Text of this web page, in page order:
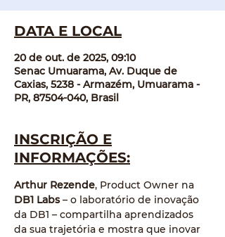
DATA E LOCAL
20 de out. de 2025, 09:10
Senac Umuarama, Av. Duque de
Caxias, 5238 - Armazém, Umuarama -
PR, 87504-040, Brasil
INSCRIÇÃO E
INFORMAÇÕES:
Arthur Rezende, Product Owner na
DB1 Labs – o laboratório de inovação
da DB1 – compartilha aprendizados
da sua trajetória e mostra que inovar